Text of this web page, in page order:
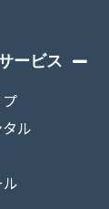
ービス
ル